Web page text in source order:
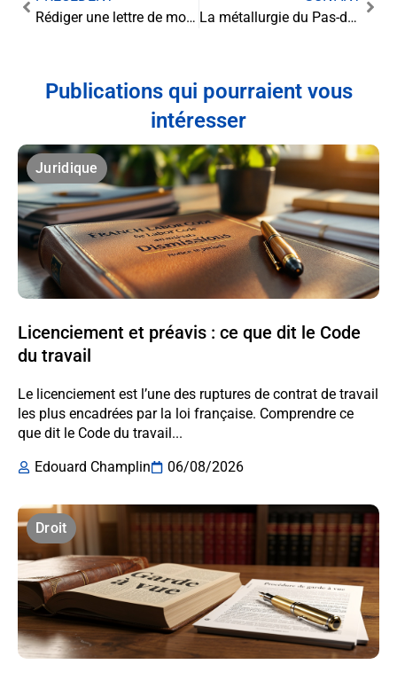
Rédiger une lettre de motivation percutante pour devenir agent de service hospitalier
La métallurgie du Pas-de-Calais revalorisée : un accord historique pour 2025
Publications qui pourraient vous
intéresser
Juridique
Licenciement et préavis : ce que dit le Code
du travail
Le licenciement est l’une des ruptures de contrat de travail
les plus encadrées par la loi française. Comprendre ce
que dit le Code du travail...
Edouard Champlin
06/08/2026
Droit